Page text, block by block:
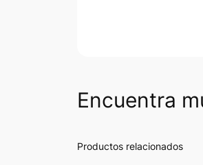
Encuentra
Productos relacionados